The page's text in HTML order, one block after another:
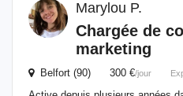
Marylou P.
Chargée de
marketing
Belfort (90) 300 €/jour